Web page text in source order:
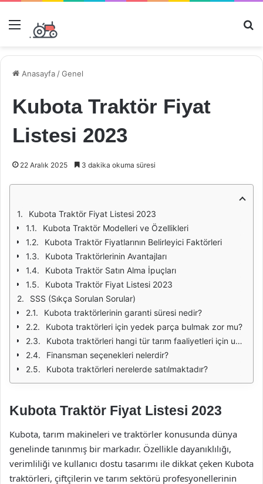
Menü
Anasayfa /Genel
Kubota Traktör Fiyat
Listesi 2023
22 Aralık 2025 3 dakika okuma süresi
Kubota Traktör Fiyat Listesi 2023
Kubota Traktör Modelleri ve Özellikleri
Kubota Traktör Fiyatlarının Belirleyici Faktörleri
Kubota Traktörlerinin Avantajları
Kubota Traktör Satın Alma İpuçları
Kubota Traktör Fiyat Listesi 2023
SSS (Sıkça Sorulan Sorular)
Kubota traktörlerinin garanti süresi nedir?
Kubota traktörleri için yedek parça bulmak zor mu?
Kubota traktörleri hangi tür tarım faaliyetleri için uygundur?
Finansman seçenekleri nelerdir?
Kubota traktörleri nerelerde satılmaktadır?
Kubota Traktör Fiyat Listesi 2023
Kubota, tarım makineleri ve traktörler konusunda dünya
genelinde tanınmış bir markadır. Özellikle dayanıklılığı,
verimliliği ve kullanıcı dostu tasarımı ile dikkat çeken Kubota
traktörleri, çiftçilerin ve tarım sektörü profesyonellerinin